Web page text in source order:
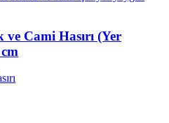
Cami Hasırı (Yer